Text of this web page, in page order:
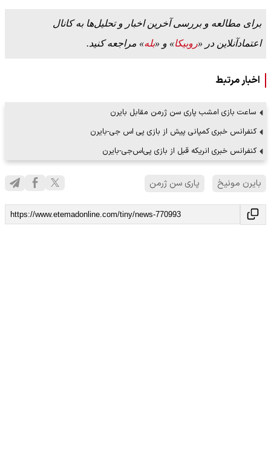
برای مطالعه و بررسی آخرین اخبار و تحلیل‌ها به کانال
اعتمادآنلاین در «روبیکا» و «بله» مراجعه کنید.
اخبار مرتبط
ساعت بازی امشب پاری سن ژرمن مقابل بایرن
کنفرانس خبری کمپانی پیش از بازی پی اس جی-بایرن
کنفرانس خبری انریکه قبل از بازی پی‌اس‌جی-بایرن
بایرن مونیخ پاری سن ژرمن